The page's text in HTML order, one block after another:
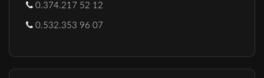
0.374.217 52 12
0.532.353 96 07